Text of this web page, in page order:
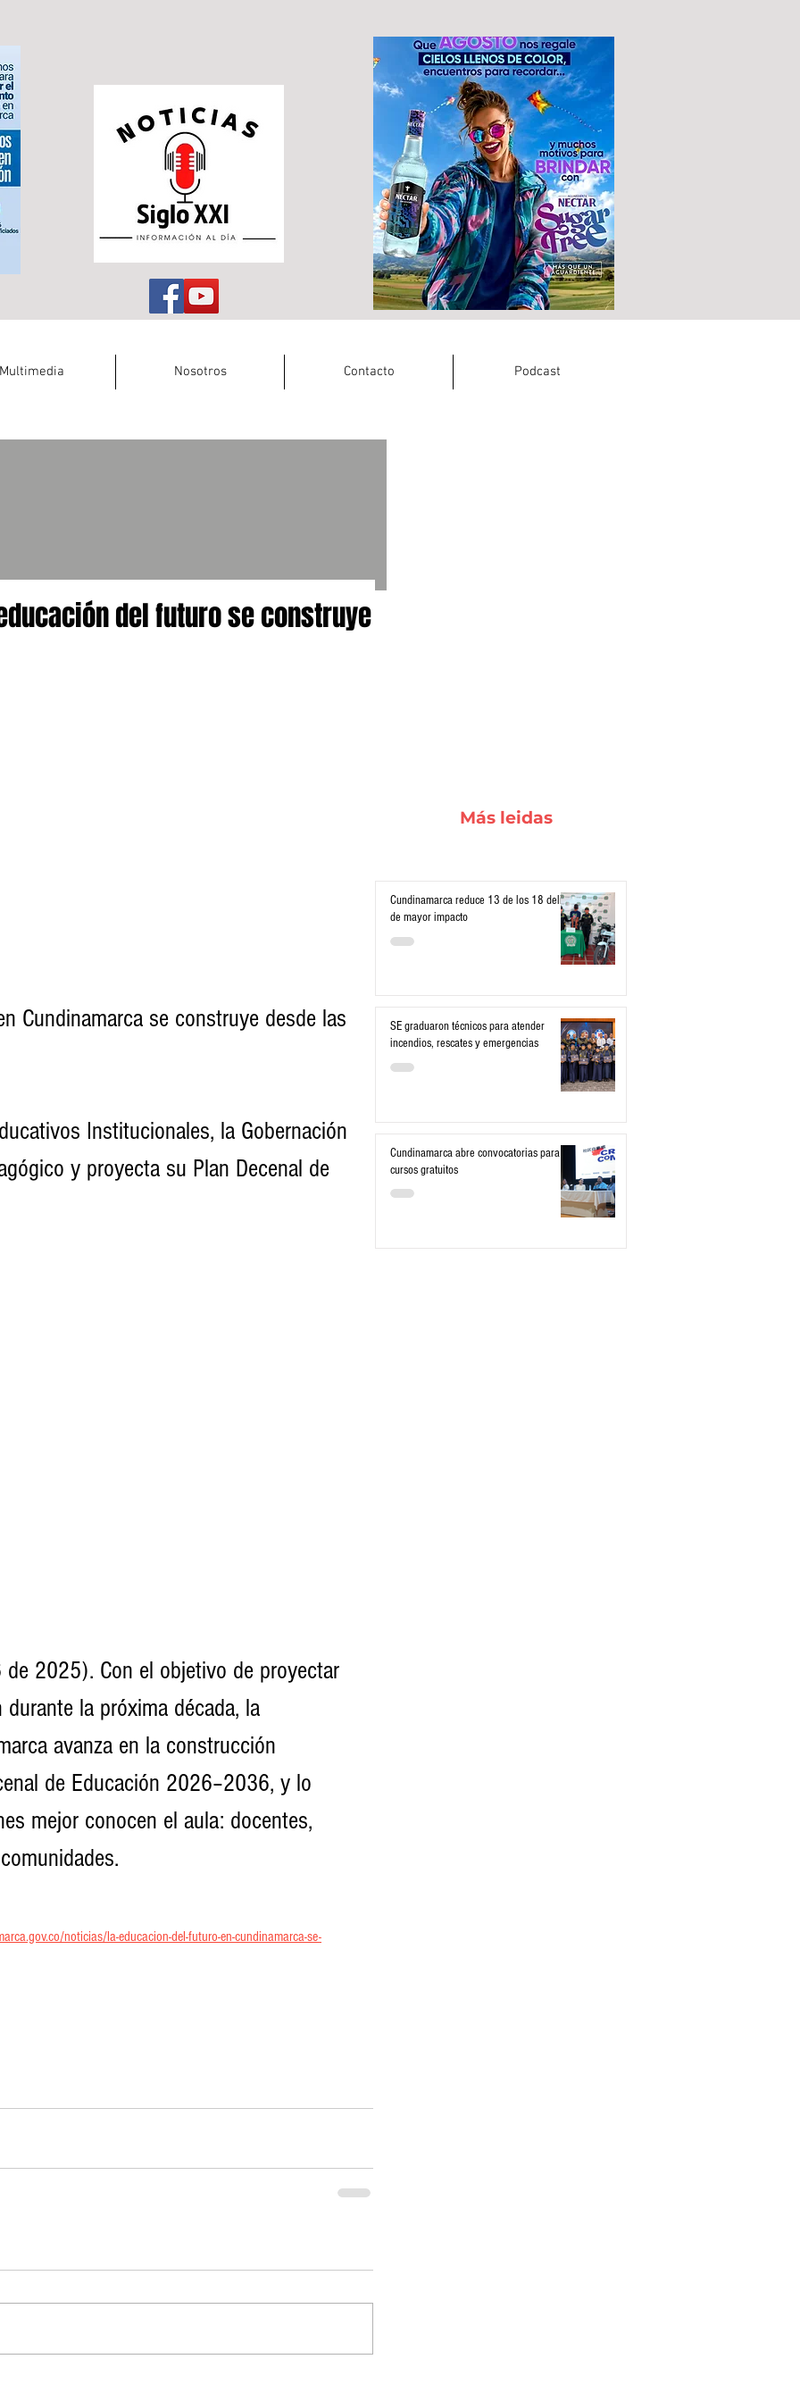
Multimedia Nosotros Contacto Podcast
del futuro se construye
Cundinamarca se construye desde las
Institucionales, la Gobernación
y proyecta su Plan Decenal de
de 2025). Con el objetivo de proyectar
la próxima década, la
avanza en la construcción
de Educación 2026–2036, y lo
mejor conocen el aula: docentes,
noticias/la-educacion-del-futuro-en-cundinamarca-se-
Más leidas
Cundinamarca reduce 13 de los 18 delitos
de mayor impacto
SE graduaron técnicos para atender
incendios, rescates y emergencias
Cundinamarca abre convocatorias para
cursos gratuitos